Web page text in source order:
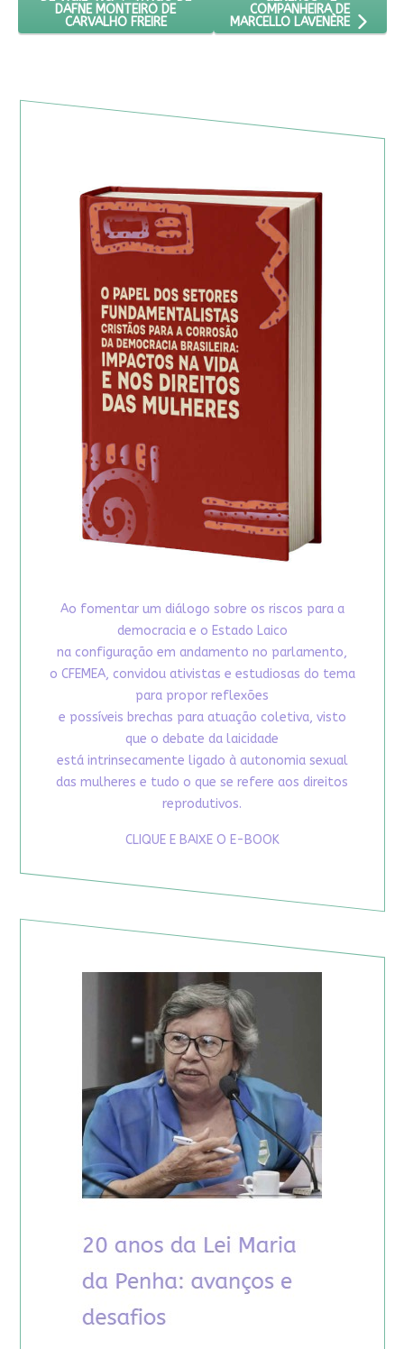
DAFNE MONTEIRO DE
CARVALHO FREIRE
COMPANHEIRA DE
MARCELLO LAVENÈRE
Ao fomentar um diálogo sobre os riscos para a
democracia e o Estado Laico
na configuração em andamento no parlamento,
o CFEMEA, convidou ativistas e estudiosas do tema
para propor reflexões
e possíveis brechas para atuação coletiva, visto
que o debate da laicidade
está intrinsecamente ligado à autonomia sexual
das mulheres e tudo o que se refere aos direitos
reprodutivos.
CLIQUE E BAIXE O E-BOOK